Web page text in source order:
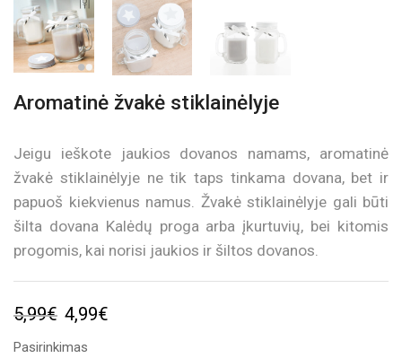
Aromatinė žvakė stiklainėlyje
Jeigu ieškote jaukios dovanos namams, aromatinė
žvakė stiklainėlyje ne tik taps tinkama dovana, bet ir
papuoš kiekvienus namus. Žvakė stiklainėlyje gali būti
šilta dovana Kalėdų proga arba įkurtuvių, bei kitomis
progomis, kai norisi jaukios ir šiltos dovanos.
5,99€ Original
price
4,99€
Pasirinkimas